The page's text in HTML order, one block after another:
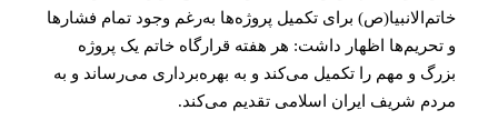
خاتم‌الانبیا(ص) برای تکمیل پروژه‌ها به‌رغم وجود تمام فشارها
و تحریم‌ها اظهار داشت: هر هفته قرارگاه خاتم یک پروژه
بزرگ و مهم را تکمیل می‌کند و به بهره‌برداری می‌رساند و به
مردم شریف ایران اسلامی تقدیم می‌کند.